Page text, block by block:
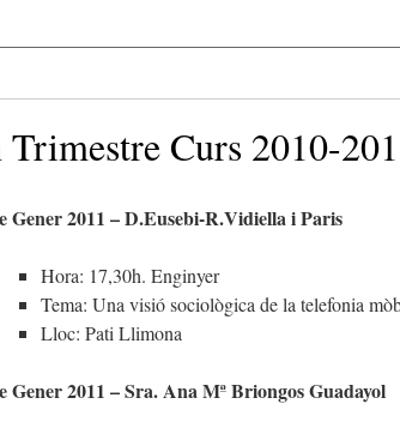
Trimestre Curs 2010-
Gener 2011 – D.Eusebi-R.Vidiella i Paris
Hora: 17,30h. Enginyer
Tema: Una visió sociològica de la telefonia
Lloc: Pati Llimona
Gener 2011 – Sra. Ana Mª Briongos Guadayol